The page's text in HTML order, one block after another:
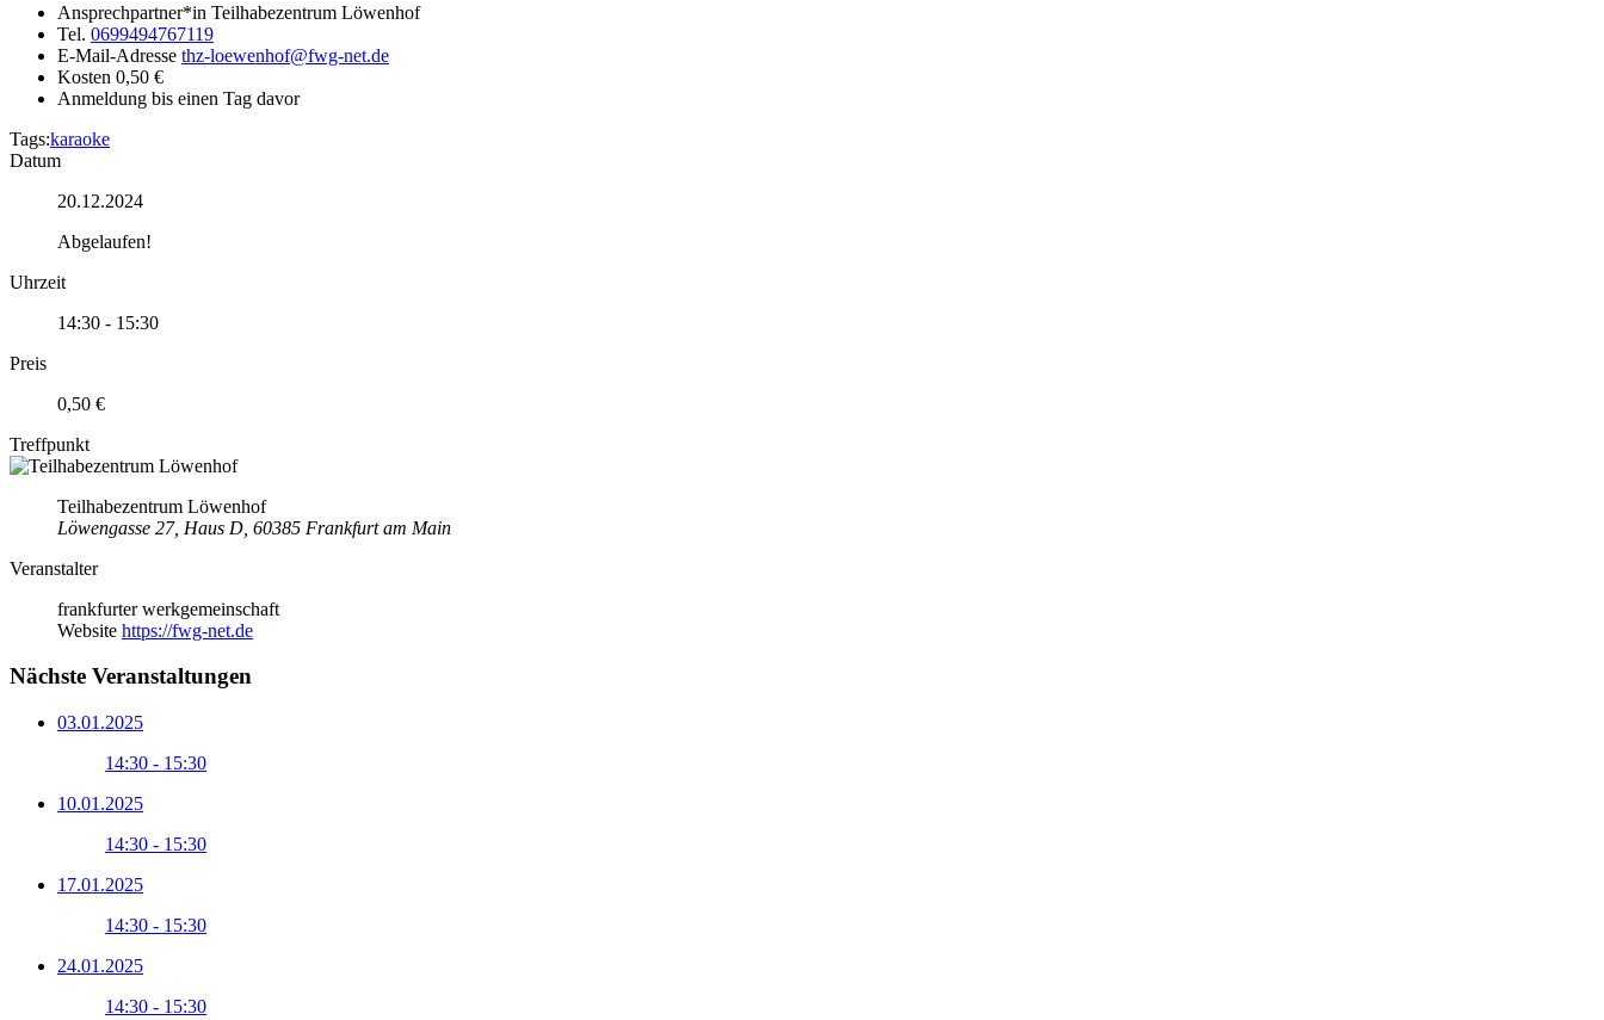
Ansprechpartner*in Teilhabezentrum Löwenhof
Tel. 0699494767119
E-Mail-Adresse thz-loewenhof@fwg-net.de
Kosten 0,50 €
Anmeldung bis einen Tag davor
Tags:karaoke
Datum
20.12.2024
Abgelaufen!
Uhrzeit
14:30 - 15:30
Preis
0,50 €
Treffpunkt
Teilhabezentrum Löwenhof
Löwengasse 27, Haus D, 60385 Frankfurt am Main
Veranstalter
frankfurter werkgemeinschaft
Website https://fwg-net.de
Nächste Veranstaltungen
03.01.2025
14:30 - 15:30
10.01.2025
14:30 - 15:30
17.01.2025
14:30 - 15:30
24.01.2025
14:30 - 15:30